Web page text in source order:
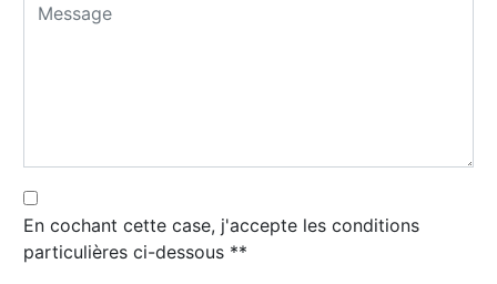
En cochant cette case, j'accepte les conditions
particulières ci-dessous **